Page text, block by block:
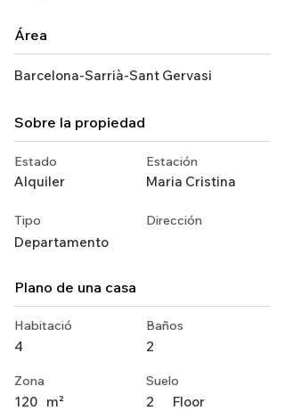
Área
Barcelona-Sarrià-Sant Gervasi
Sobre la propiedad
Estado
Alquiler
Estación
Maria Cristina
Tipo
Departamento
Dirección
Plano de una casa
Habitació
4
Zona
120 m²
Baños
2
Suelo
2 Floor